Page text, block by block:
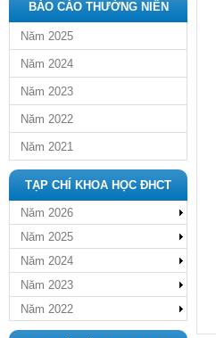
BÁO CÁO THƯỜNG NIÊN
Năm 2025
Năm 2024
Năm 2023
Năm 2022
Năm 2021
TẠP CHÍ KHOA HỌC ĐHCT
Năm 2026
Năm 2025
Năm 2024
Năm 2023
Năm 2022